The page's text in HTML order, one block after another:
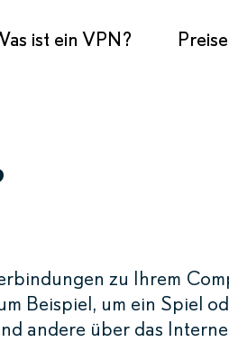
ist ein VPN? Preise
zu Ihrem
Beispiel, um ein Spiel
andere über das